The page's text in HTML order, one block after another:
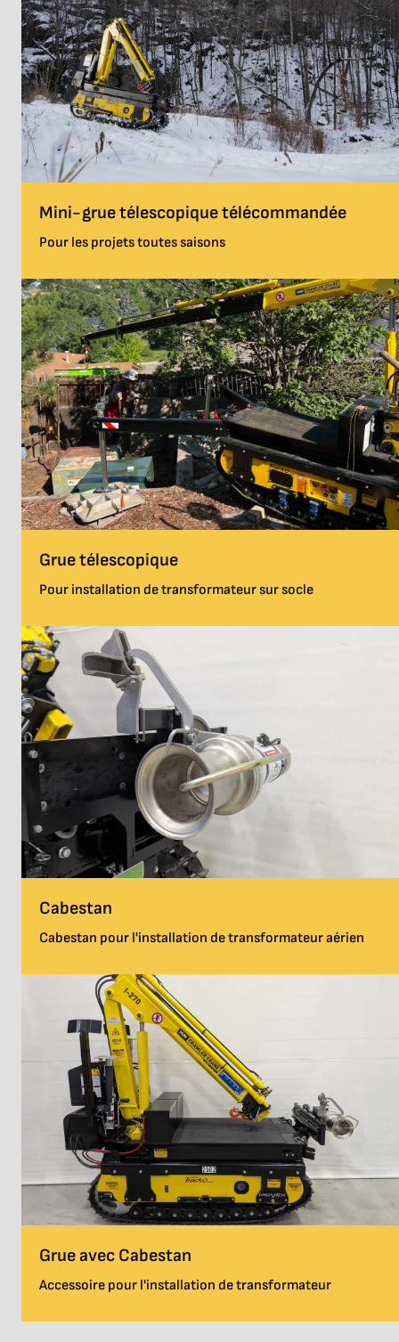
Mini-grue télescopique télécommandée
Pour les projets toutes saisons
Grue télescopique
Pour installation de transformateur sur socle
Cabestan
Cabestan pour l'installation de transformateur aérien
Grue avec Cabestan
Accessoire pour l'installation de transformateur